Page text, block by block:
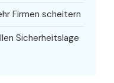
Firmen scheitern
Sicherheitslage